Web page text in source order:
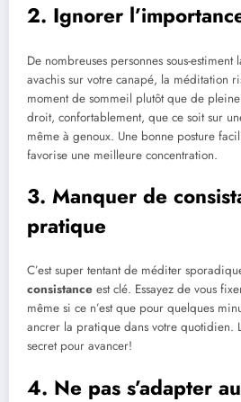
2. Ignorer
De nombreuses personnes sous-estiment
avachis sur votre canapé, la méditation
moment de sommeil plutôt que de pleine
droit, confortablement, que ce soit sur
même à genoux. Une bonne posture
favorise une meilleure concentration.
3. Manquer de
pratique
C’est super tentant de méditer
consistance est clé. Essayez de vous
même si ce n’est que pour quelques
ancrer la pratique dans votre quotidien.
secret pour avancer!
4. Ne pas s’adapter